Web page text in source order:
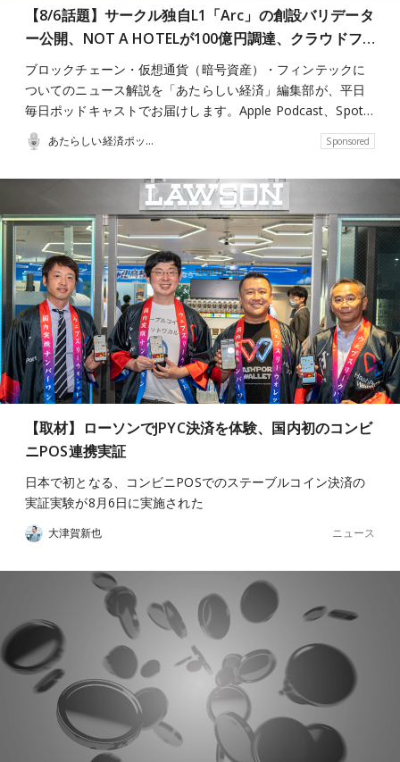
【8/6話題】サークル独自L1「Arc」の創設バリデータ
ー公開、NOT A HOTELが100億円調達、クラウドフ…
ブロックチェーン・仮想通貨（暗号資産）・フィンテックに
ついてのニュース解説を「あたらしい経済」編集部が、平日
毎日ポッドキャストでお届けします。Apple Podcast、Spot…
あたらしい経済ポッドキャスト Sponsored
【取材】ローソンでJPYC決済を体験、国内初のコンビ
ニPOS連携実証
日本で初となる、コンビニPOSでのステーブルコイン決済の
実証実験が8月6日に実施された
大津賀新也 ニュース